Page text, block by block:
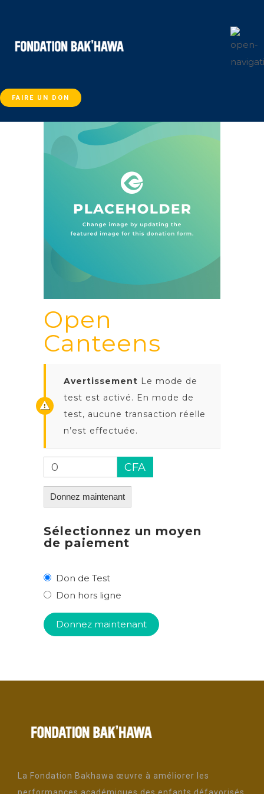
FAIRE UN DON
Open
Canteens
Avertissement Le mode de
test est activé. En mode de
test, aucune transaction réelle
n’est effectuée.
0 CFA
Donnez maintenant
Sélectionnez un moyen
de paiement
Don de Test
Don hors ligne
La Fondation Bakhawa œuvre à améliorer les